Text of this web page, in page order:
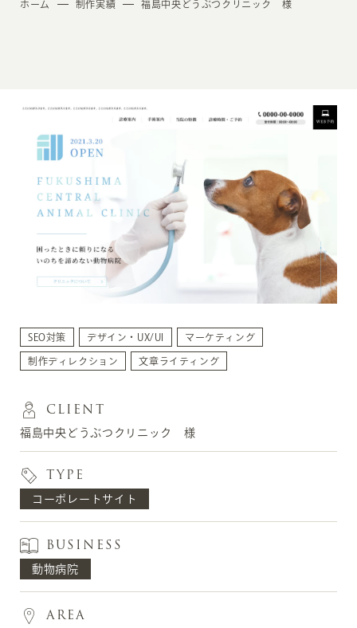
ホーム 制作実績 福島中央どうぶつクリニック 様
SEO対策 デザイン・UX/UI マーケティング
制作ディレクション 文章ライティング
CLIENT
福島中央どうぶつクリニック 様
TYPE
コーポレートサイト
BUSINESS
動物病院
AREA